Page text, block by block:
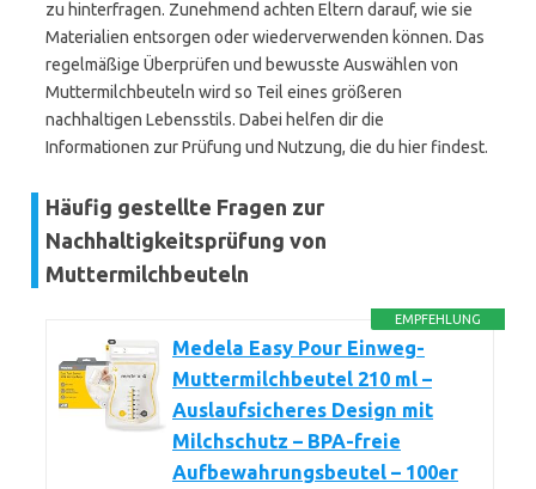
zu hinterfragen. Zunehmend achten Eltern darauf, wie sie
Materialien entsorgen oder wiederverwenden können. Das
regelmäßige Überprüfen und bewusste Auswählen von
Muttermilchbeuteln wird so Teil eines größeren
nachhaltigen Lebensstils. Dabei helfen dir die
Informationen zur Prüfung und Nutzung, die du hier findest.
Häufig gestellte Fragen zur
Nachhaltigkeitsprüfung von
Muttermilchbeuteln
EMPFEHLUNG
Medela Easy Pour Einweg-
Muttermilchbeutel 210 ml –
Auslaufsicheres Design mit
Milchschutz – BPA-freie
Aufbewahrungsbeutel – 100er